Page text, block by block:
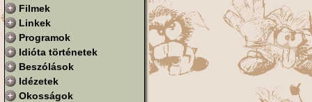
Filmek
Linkek
Programok
Idióta történetek
Beszólások
Idézetek
Okosságok